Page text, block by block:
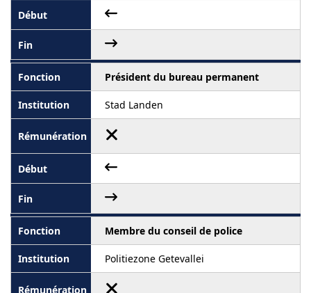
Président du bureau permanent
Stad Landen
Membre du conseil de police
Politiezone Getevallei